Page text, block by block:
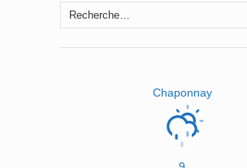
Rechercher :
Chaponnay